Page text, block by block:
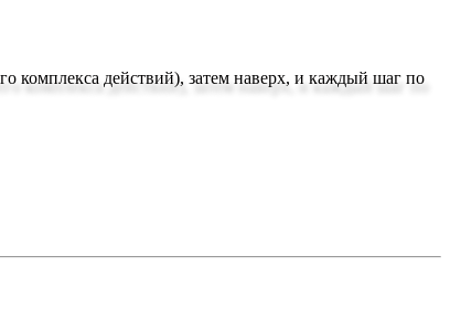
комплекса действий), затем наверх, и каждый шаг по